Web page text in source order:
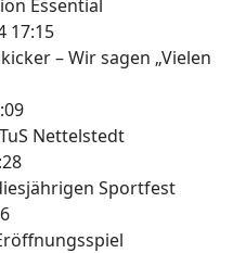
Essential
17:15
– Wir sagen „Vielen
Nettelstedt
Sportfest